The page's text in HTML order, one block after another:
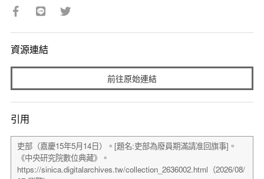
資源連結
前往原始連結
引用